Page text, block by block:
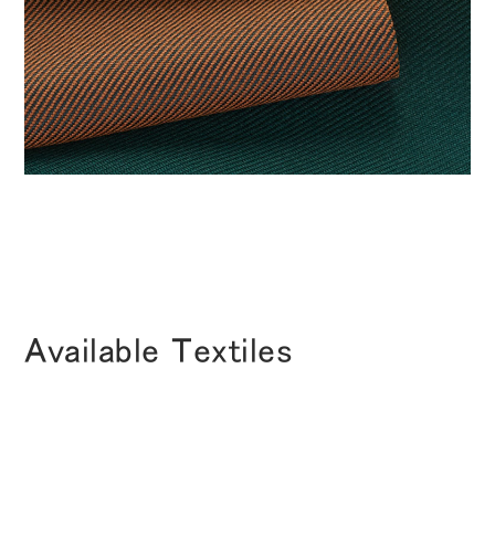
Opens
to
Facebook
Opens
to
Twitter
Opens
to
Linkedin
Opens
to
Instagram
Opens
to
Humanscale
Blog
Opens
to
Pinterest
Opens
to
YouTube
Available Textiles